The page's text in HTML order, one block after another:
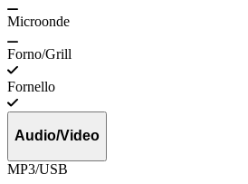
Microonde
Forno/Grill
Fornello
Audio/Video
MP3/USB